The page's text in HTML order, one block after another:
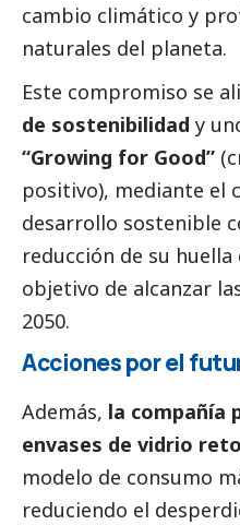
cambio climático y
naturales del planeta.
Este compromiso se
de sostenibilidad y
“Growing for Good”
positivo), mediante el
desarrollo sostenible
reducción de su huella
objetivo de alcanzar
2050.
Acciones por el
Además, la compañía
envases de vidrio
modelo de consumo
reduciendo el